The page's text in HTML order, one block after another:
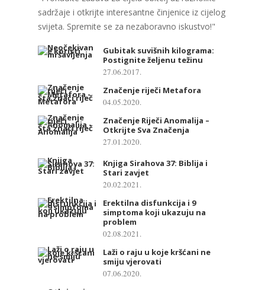
sadržaje i otkrijte interesantne činjenice iz cijelog
svijeta. Spremite se za nezaboravno iskustvo!"
Gubitak suvišnih kilograma:
Postignite željenu težinu
27.06.2017.
Značenje riječi Metafora
04.05.2020.
Značenje Riječi Anomalija –
Otkrijte Sva Značenja
27.01.2020.
Knjiga Sirahova 37: Biblija i
Stari zavjet
20.02.2021.
Erektilna disfunkcija i 9
simptoma koji ukazuju na
problem
02.08.2021.
Laži o raju u koje kršćani ne
smiju vjerovati
07.06.2020.